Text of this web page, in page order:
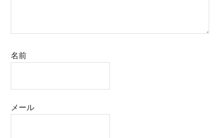
名前
メール